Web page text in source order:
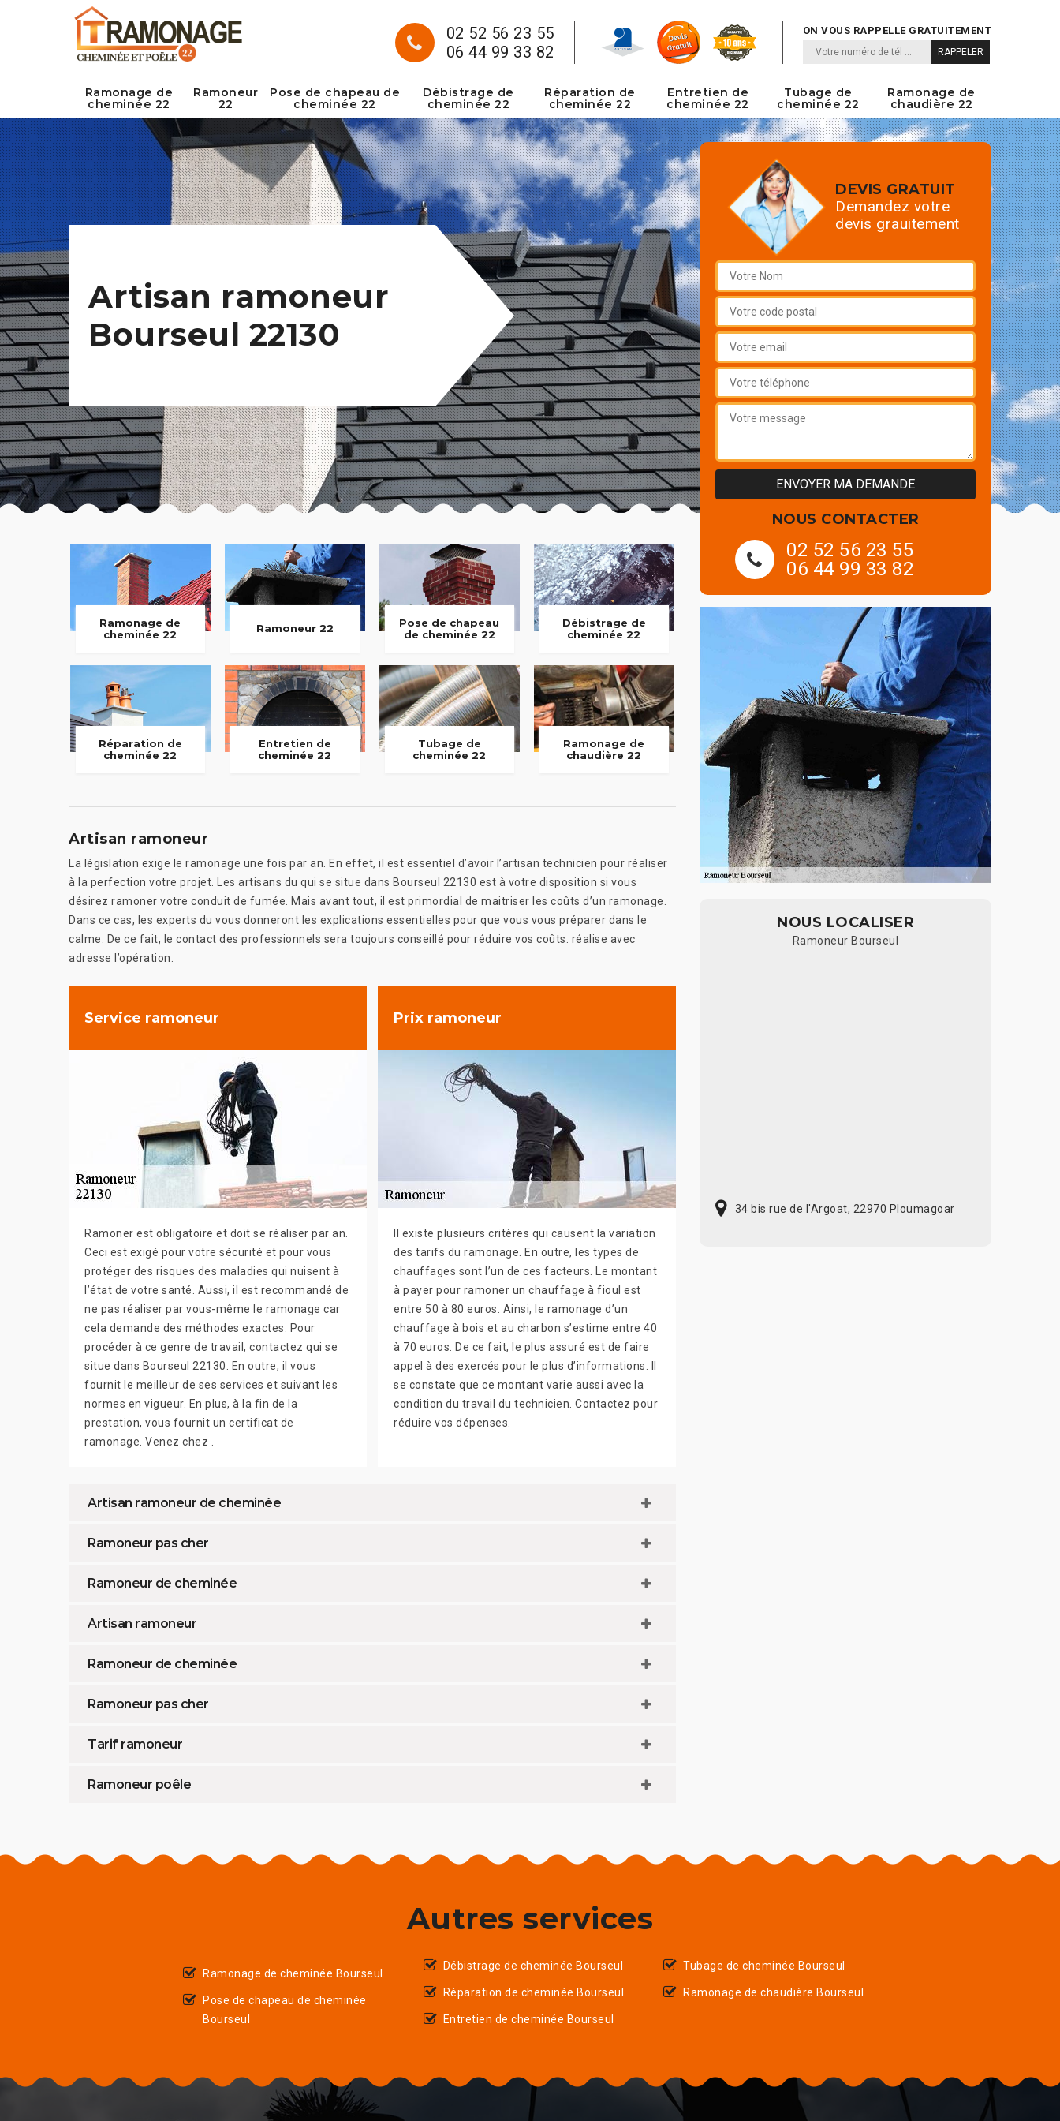
02 52 56 23 55
06 44 99 33 82
ON VOUS RAPPELLE GRATUITEMENT
Ramonage de
cheminée 22
Ramoneur
22
Pose de chapeau de
cheminée 22
Débistrage de
cheminée 22
Réparation de
cheminée 22
Entretien de
cheminée 22
Tubage de
cheminée 22
Ramonage de
chaudière 22
Artisan ramoneur
Bourseul 22130
Ramonage de
cheminée 22
Ramoneur 22
Pose de chapeau
de cheminée 22
Débistrage de
cheminée 22
Réparation de
cheminée 22
Entretien de
cheminée 22
Tubage de
cheminée 22
Ramonage de
chaudière 22
Artisan ramoneur
La législation exige le ramonage une fois par an. En effet, il est essentiel d’avoir l’artisan technicien pour réaliser
à la perfection votre projet. Les artisans du qui se situe dans Bourseul 22130 est à votre disposition si vous
désirez ramoner votre conduit de fumée. Mais avant tout, il est primordial de maitriser les coûts d’un ramonage.
Dans ce cas, les experts du vous donneront les explications essentielles pour que vous vous préparer dans le
calme. De ce fait, le contact des professionnels sera toujours conseillé pour réduire vos coûts. réalise avec
adresse l’opération.
Service ramoneur
Ramoner est obligatoire et doit se réaliser par an.
Ceci est exigé pour votre sécurité et pour vous
protéger des risques des maladies qui nuisent à
l’état de votre santé. Aussi, il est recommandé de
ne pas réaliser par vous-même le ramonage car
cela demande des méthodes exactes. Pour
procéder à ce genre de travail, contactez qui se
situe dans Bourseul 22130. En outre, il vous
fournit le meilleur de ses services et suivant les
normes en vigueur. En plus, à la fin de la
prestation, vous fournit un certificat de
ramonage. Venez chez .
Prix ramoneur
Il existe plusieurs critères qui causent la variation
des tarifs du ramonage. En outre, les types de
chauffages sont l’un de ces facteurs. Le montant
à payer pour ramoner un chauffage à fioul est
entre 50 à 80 euros. Ainsi, le ramonage d’un
chauffage à bois et au charbon s’estime entre 40
à 70 euros. De ce fait, le plus assuré est de faire
appel à des exercés pour le plus d’informations. Il
se constate que ce montant varie aussi avec la
condition du travail du technicien. Contactez pour
réduire vos dépenses.
Artisan ramoneur de cheminée
Ramoneur pas cher
Ramoneur de cheminée
Artisan ramoneur
Ramoneur de cheminée
Ramoneur pas cher
Tarif ramoneur
Ramoneur poêle
DEVIS GRATUIT
Demandez votre
devis grauitement
NOUS CONTACTER
02 52 56 23 55
06 44 99 33 82
NOUS LOCALISER
Ramoneur Bourseul
34 bis rue de l'Argoat, 22970 Ploumagoar
Autres services
Ramonage de cheminée Bourseul
Pose de chapeau de cheminée
Bourseul
Débistrage de cheminée Bourseul
Réparation de cheminée Bourseul
Entretien de cheminée Bourseul
Tubage de cheminée Bourseul
Ramonage de chaudière Bourseul